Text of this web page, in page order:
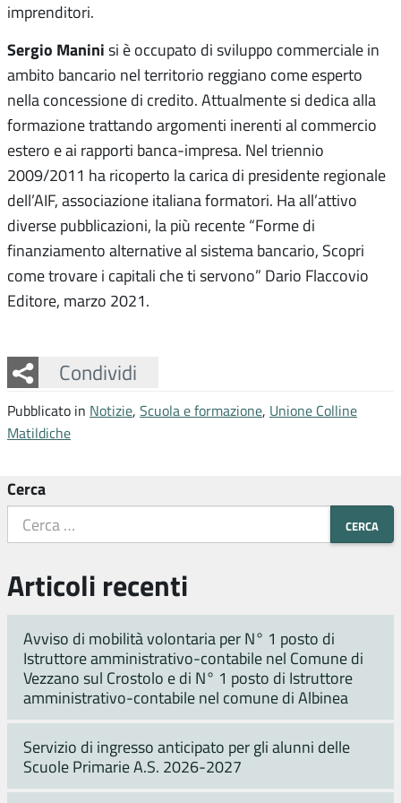
imprenditori.
Sergio Manini si è occupato di sviluppo commerciale in
ambito bancario nel territorio reggiano come esperto
nella concessione di credito. Attualmente si dedica alla
formazione trattando argomenti inerenti al commercio
estero e ai rapporti banca-impresa. Nel triennio
2009/2011 ha ricoperto la carica di presidente regionale
dell’AIF, associazione italiana formatori. Ha all’attivo
diverse pubblicazioni, la più recente “Forme di
finanziamento alternative al sistema bancario, Scopri
come trovare i capitali che ti servono” Dario Flaccovio
Editore, marzo 2021.
Condividi
Facebook
Twitter
Whatsapp
Pubblicato in Notizie, Scuola e formazione, Unione Colline
Matildiche
Cerca
Articoli recenti
Avviso di mobilità volontaria per N° 1 posto di
Istruttore amministrativo-contabile nel Comune di
Vezzano sul Crostolo e di N° 1 posto di Istruttore
amministrativo-contabile nel comune di Albinea
Servizio di ingresso anticipato per gli alunni delle
Scuole Primarie A.S. 2026-2027